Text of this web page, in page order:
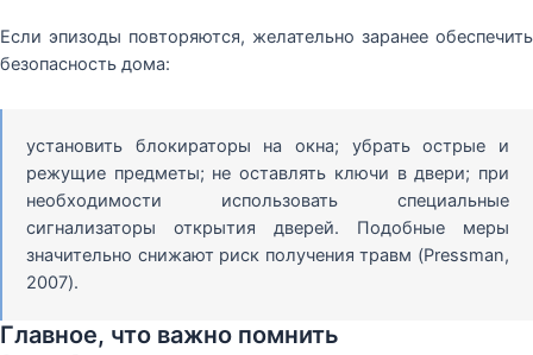
Если эпизоды повторяются, желательно заранее обеспечить
безопасность дома:
установить блокираторы на окна; убрать острые и
режущие предметы; не оставлять ключи в двери; при
необходимости использовать специальные
сигнализаторы открытия дверей. Подобные меры
значительно снижают риск получения травм (Pressman,
2007).
Главное, что важно помнить